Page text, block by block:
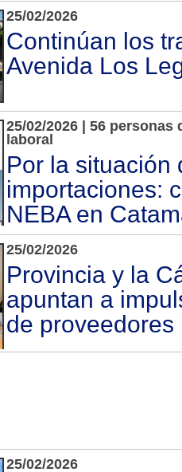
25/02/2026
Continúan los
Avenida Los
25/02/2026 | 56
laboral
Por la situación
importaciones:
NEBA en
25/02/2026
Provincia y la
apuntan a
de proveedores
25/02/2026